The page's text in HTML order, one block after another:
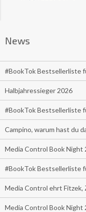
News
#BookTok Bestsellerliste
Halbjahressieger 2026
#BookTok Bestsellerliste
Campino, warum hast du
Media Control Book Night
#BookTok Bestsellerliste
Media Control ehrt Fitzek,
Media Control Book Night